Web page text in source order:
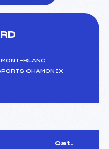
BLANC
CHAMONIX
Cat.